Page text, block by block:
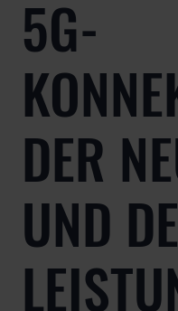
5G-
DER
UND